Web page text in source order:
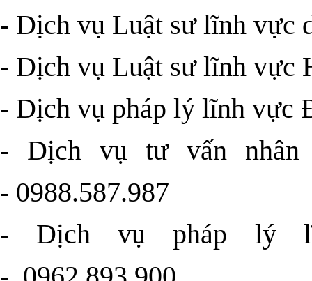
- Dịch vụ Luật sư lĩnh vực
- Dịch vụ Luật sư lĩnh vực
- Dịch vụ pháp lý lĩnh vực
- Dịch vụ tư vấn
- 0988.587.987
- Dịch vụ pháp lý